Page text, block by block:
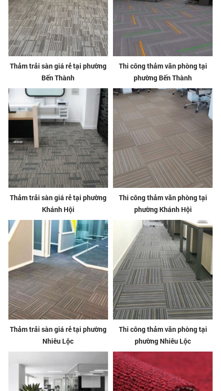
Thảm trải sàn giá rẻ tại phường
Bến Thành
Thi công thảm văn phòng tại
phường Bến Thành
Thảm trải sàn giá rẻ tại phường
Khánh Hội
Thi công thảm văn phòng tại
phường Khánh Hội
Thảm trải sàn giá rẻ tại phường
Nhiêu Lộc
Thi công thảm văn phòng tại
phường Nhiêu Lộc